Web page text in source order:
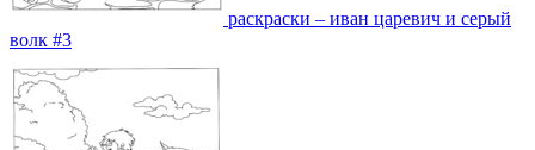
раскраски – иван царевич и серый
волк #3